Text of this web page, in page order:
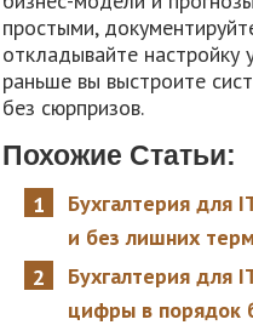
простыми,
откладывайте настройку
раньше вы выстроите
без сюрпризов.
Похожие Статьи:
Бухгалтерия для
и без лишних
Бухгалтерия для
цифры в порядок